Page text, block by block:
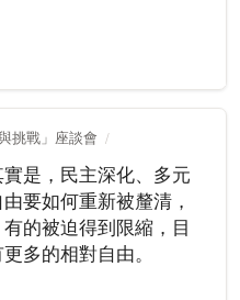
挑戰」座談會
是，民主深化、多元
要如何重新被釐清，
的被迫得到限縮，目
多的相對自由。